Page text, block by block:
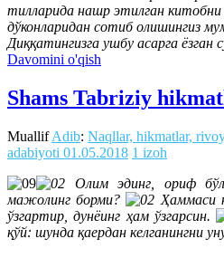
тилларида нашр этилган
дўконларидан сотиб олишингиз
Диққатингизга ушбу асарга
Davomini o'qish
Shams Tabriziy
MuallifAdib: Naqllar, hikmatlar,
adabiyoti 01.05.2018 1 izoh
Олим эдинг, ориф
мажолинг борми?
Ҳаммаси
ўзгартир, дунёинг ҳам ўзгарсин.
қўй: шунда қаердан келганингни